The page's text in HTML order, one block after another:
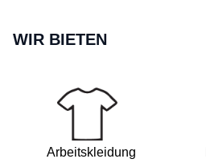
WIR BIETEN
Arbeitskleidung